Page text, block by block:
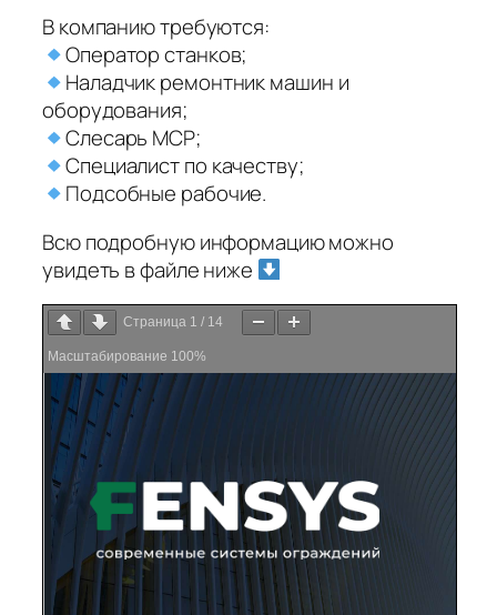
В компанию требуются:
Оператор станков;
Наладчик ремонтник машин и
оборудования;
Слесарь МСР;
Специалист по качеству;
Подсобные рабочие.
Всю подробную информацию можно
увидеть в файле ниже
Страница 1 / 14
Масштабирование 100%